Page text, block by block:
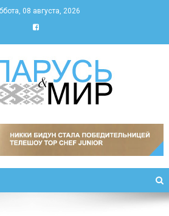
08 августа, 2026
мир